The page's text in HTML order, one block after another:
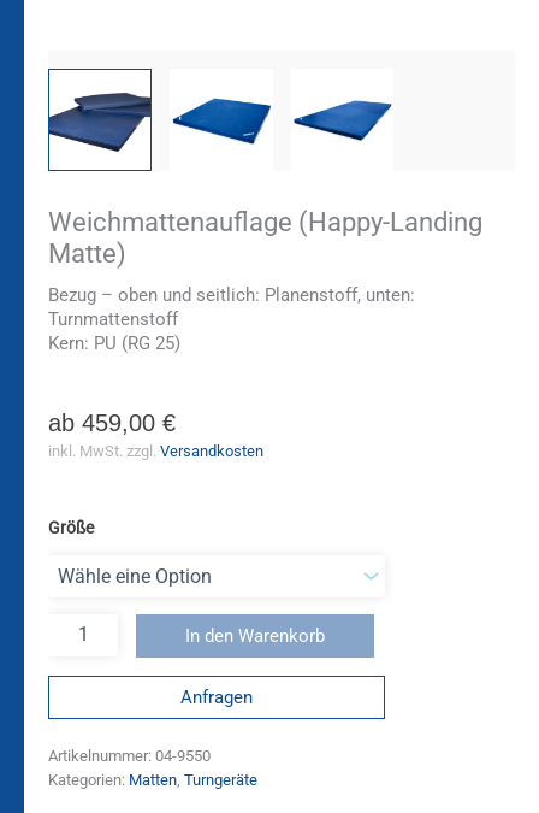
Weichmattenauflage (Happy-Landing
Matte)
Bezug – oben und seitlich: Planenstoff, unten:
Turnmattenstoff
Kern: PU (RG 25)
ab 459,00 €
inkl. MwSt. zzgl. Versandkosten
Größe
In den Warenkorb
Anfragen
Artikelnummer: 04-9550
Kategorien: Matten Turngeräte